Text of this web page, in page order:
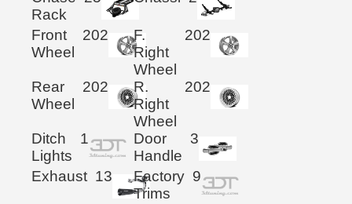
Rack
Front
Wheel
202
F.
Right
Wheel
202
Rear
Wheel
202
R.
Right
Wheel
202
Ditch
Lights
1
Door
Handle
3
Exhaust 13
Factory
Trims
9